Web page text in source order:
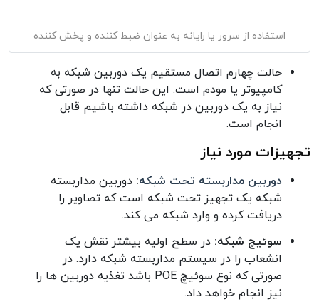
استفاده از سرور یا رایانه به عنوان ضبط کننده و پخش کننده
حالت چهارم اتصال مستقیم یک دوربین شبکه به
کامپیوتر یا مودم است. این حالت تنها در صورتی که
نیاز به یک دوربین در شبکه داشته باشیم قابل
انجام است.
تجهیزات مورد نیاز
دوربین مداربسته تحت شبکه: دوربین مداربسته
شبکه یک تجهیز تحت شبکه است که تصاویر را
دریافت کرده و وارد شبکه می کند.
سوئیچ شبکه: در سطح اولیه بیشتر نقش یک
انشعاب را در سیستم مداربسته شبکه دارد. در
صورتی که نوع سوئیچ POE باشد تغذیه دوربین ها را
نیز انجام خواهد داد.